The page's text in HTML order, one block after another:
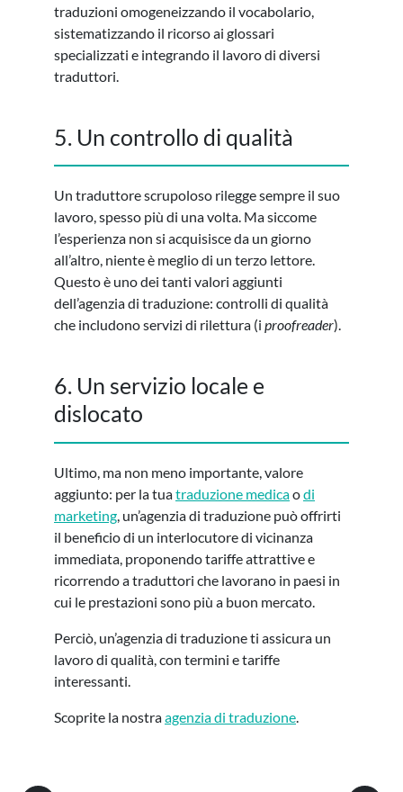
traduzioni omogeneizzando il vocabolario,
sistematizzando il ricorso ai glossari
specializzati e integrando il lavoro di diversi
traduttori.
5. Un controllo di qualità
Un traduttore scrupoloso rilegge sempre il suo
lavoro, spesso più di una volta. Ma siccome
l’esperienza non si acquisisce da un giorno
all’altro, niente è meglio di un terzo lettore.
Questo è uno dei tanti valori aggiunti
dell’agenzia di traduzione: controlli di qualità
che includono servizi di rilettura (i proofreader).
6. Un servizio locale e
dislocato
Ultimo, ma non meno importante, valore
aggiunto: per la tuatraduzione medicaodi
marketing , un’agenzia di traduzione può offrirti
il beneficio di un interlocutore di vicinanza
immediata, proponendo tariffe attrattive e
ricorrendo a traduttori che lavorano in paesi in
cui le prestazioni sono più a buon mercato.
Perciò, un’agenzia di traduzione ti assicura un
lavoro di qualità, con termini e tariffe
interessanti.
Scoprite la nostraagenzia di traduzione